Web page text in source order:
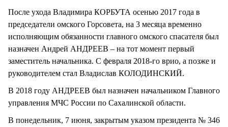
После ухода Владимира КОРБУТА осенью 2017 года в
председатели омского Горсовета, на 3 месяца временно
исполняющим обязанности главного омского спасателя был
назначен Андрей АНДРЕЕВ – на тот момент первый
заместитель начальника. С февраля 2018-го врио, а позже и
руководителем стал Владислав КОЛОДИНСКИЙ.
В 2018 году АНДРЕЕВ был назначен начальником Главного
управления МЧС России по Сахалинской области.
В понедельник, 7 июня, закрытым указом президента № 346